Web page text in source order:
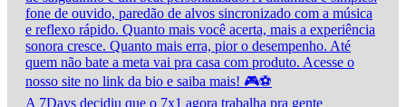
A 7Days decidiu que o 7x1 agora trabalha pra gente